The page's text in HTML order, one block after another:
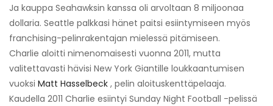
Ja kauppa Seahawksin kanssa oli arvoltaan 8 miljoonaa
dollaria. Seattle palkkasi hänet paitsi esiintymiseen myös
franchising-pelinrakentajan mielessä pitämiseen.
Charlie aloitti nimenomaisesti vuonna 2011, mutta
valitettavasti hävisi New York Giantille loukkaantumisen
vuoksi Matt Hasselbeck , pelin aloituskenttäpelaaja.
Kaudella 2011 Charlie esiintyi Sunday Night Football -pelissä